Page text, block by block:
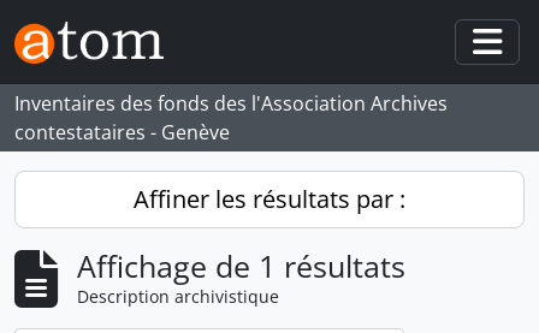
Skip to main content
Inventaires des fonds des l'Association Archives
contestataires - Genève
Affiner les résultats par :
Affichage de 1 résultats
Description archivistique